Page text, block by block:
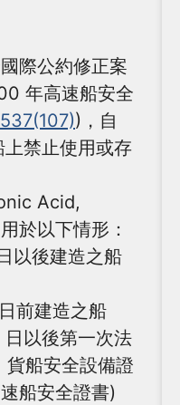
際公約修正案
年高速船安全
)，自
禁止使用或存
Acid,
於以下情形：
後建造之船
建造之船
以後第一次法
貨船安全設備證
船安全證書)